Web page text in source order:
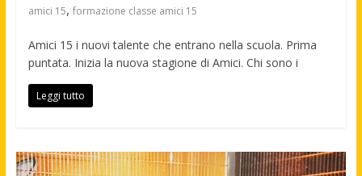
amici 15, formazione classe amici 15
Amici 15 i nuovi talente che entrano nella scuola. Prima
puntata. Inizia la nuova stagione di Amici. Chi sono i
Leggi tutto